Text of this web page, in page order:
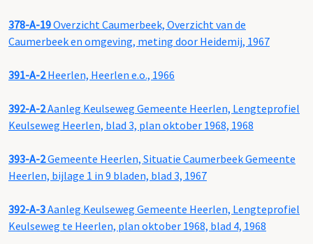
378-A-19Overzicht Caumerbeek, Overzicht van de
Caumerbeek en omgeving, meting door Heidemij, 1967
391-A-2Heerlen, Heerlen e.o., 1966
392-A-2Aanleg Keulseweg Gemeente Heerlen, Lengteprofiel
Keulseweg Heerlen, blad 3, plan oktober 1968, 1968
393-A-2Gemeente Heerlen, Situatie Caumerbeek Gemeente
Heerlen, bijlage 1 in 9 bladen, blad 3, 1967
392-A-3Aanleg Keulseweg Gemeente Heerlen, Lengteprofiel
Keulseweg te Heerlen, plan oktober 1968, blad 4, 1968